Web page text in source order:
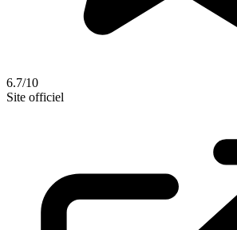
6.7/10
Site officiel